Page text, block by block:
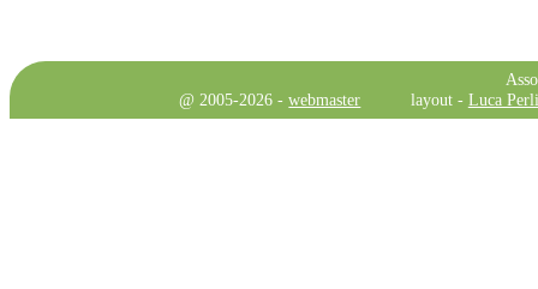
@ 2005-2026 -webmaster layout - Luca